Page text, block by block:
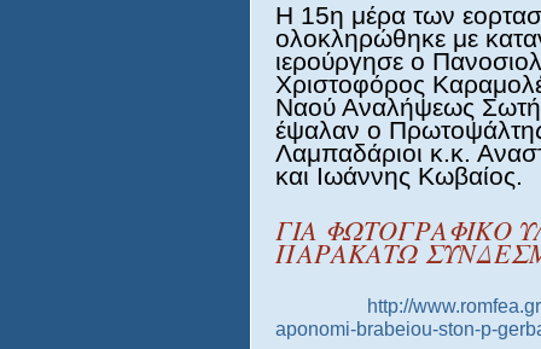
Η 15η μέρα των
ολοκληρώθηκε με
ιερούργησε ο
Χριστοφόρος
Ναού Αναλήψεως
έψαλαν ο
Λαμπαδάριοι κ.κ.
και Ιωάννης Κωβαίος.
ΓΙΑ ΦΩΤΟΓΡΑΦΙΚΟ
ΠΑΡΑΚΑΤΩ
http://
aponomi-brabeiou-ston-p-